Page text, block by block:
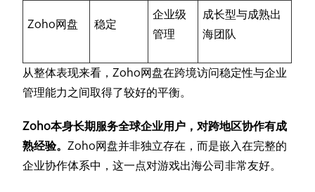
Zoho网盘 稳定
企业级
管理
成长型与成熟出
海团队
从整体表现来看，Zoho网盘在跨境访问稳定性与企业
管理能力之间取得了较好的平衡。
Zoho本身长期服务全球企业用户，对跨地区协作有成
熟经验。Zoho网盘并非独立存在，而是嵌入在完整的
企业协作体系中，这一点对游戏出海公司非常友好。